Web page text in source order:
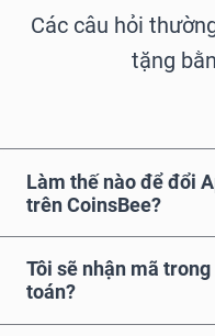
Các câu hỏi
tặng
Làm thế nào để đổi
trên CoinsBee?
Tôi sẽ nhận mã
toán?